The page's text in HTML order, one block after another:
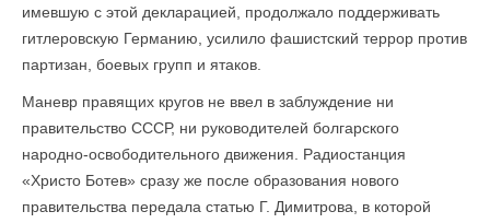
имевшую с этой декларацией, продолжало поддерживать
гитлеровскую Германию, усилило фашистский террор против
партизан, боевых групп и ятаков.
Маневр правящих кругов не ввел в заблуждение ни
правительство СССР, ни руководителей болгарского
народно-освободительного движения. Радиостанция
«Христо Ботев» сразу же после образования нового
правительства передала статью Г. Димитрова, в которой